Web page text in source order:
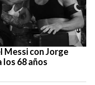
Messi con Jorge
los 68 años